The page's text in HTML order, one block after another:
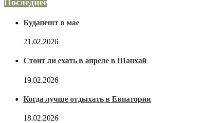
Последнее
Будапешт в мае
21.02.2026
Стоит ли ехать в апреле в Шанхай
19.02.2026
Когда лучше отдыхать в Евпатории
18.02.2026